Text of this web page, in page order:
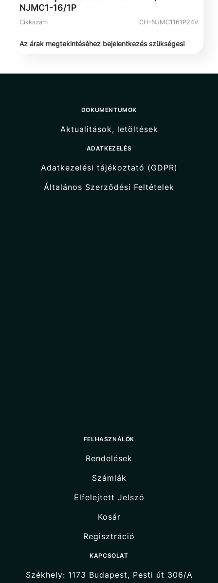
NJMC1-16/1P
Cikkszám CH-NJMC1161P24V
Az árak megtekintéséhez bejelentkezés szükséges!
DOKUMENTUMOK
Aktualitások, letöltések
ADATKEZELÉS
Adatkezelési tájékoztató (GDPR)
Általános Szerződési Feltételek
FELHASZNÁLÓK
Rendelések
Számlák
Elfelejtett Jelszó
Kosár
Regisztráció
KAPCSOLAT
Székhely: 1173 Budapest, Pesti út 306/A